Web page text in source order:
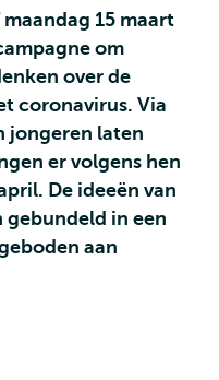
15 maart
om
over de
coronavirus. Via
jongeren laten
er volgens hen
De ideeën van
in een
aan